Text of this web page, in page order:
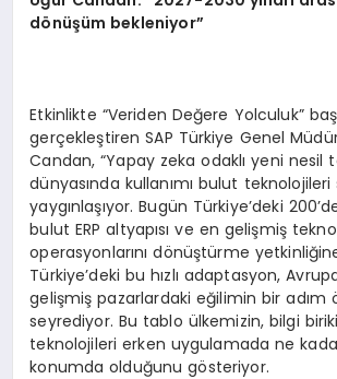
dönüşüm bekleniyor”
Etkinlikte “Veriden Değere Yolculuk”
gerçekleştiren SAP Türkiye Genel
Candan, “Yapay zeka odaklı yeni nesil
dünyasında kullanımı bulut teknolojileri
yaygınlaşıyor. Bugün Türkiye’deki
bulut ERP altyapısı ve en gelişmiş
operasyonlarını dönüştürme
Türkiye’deki bu hızlı adaptasyon,
gelişmiş pazarlardaki eğilimin bir adım
seyrediyor. Bu tablo ülkemizin, bilgi
teknolojileri erken uygulamada ne
konumda olduğunu gösteriyor.